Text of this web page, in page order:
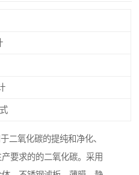
二氧化碳的提纯和净化、
要求的的二氧化碳。采用